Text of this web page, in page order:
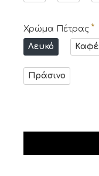
Χρώμα Πέτρας
Λευκό
Καφέ
Πράσινο